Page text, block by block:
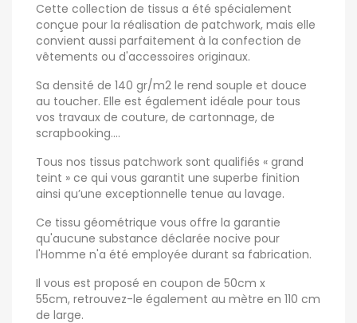
Cette collection de tissus a été spécialement
conçue pour la réalisation de patchwork, mais elle
convient aussi parfaitement à la confection de
vêtements ou d'accessoires originaux.
Sa densité de 140 gr/m2 le rend souple et douce
au toucher. Elle est également idéale pour tous
vos travaux de couture, de cartonnage, de
scrapbooking....
Tous nos tissus patchwork sont qualifiés « grand
teint » ce qui vous garantit une superbe finition
ainsi qu’une exceptionnelle tenue au lavage.
Ce tissu géométrique vous offre la garantie
qu'aucune substance déclarée nocive pour
l'Homme n'a été employée durant sa fabrication.
Il vous est proposé en coupon de 50cm x
55cm, retrouvez-le également au mètre en 110 cm
de large.